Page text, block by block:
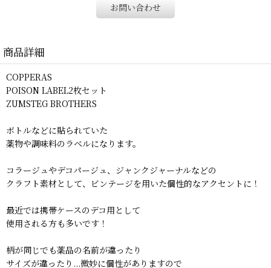
お問い合わせ
商品詳細
COPPERAS
POISON LABEL2枚セット
ZUMSTEG BROTHERS
ボトルなどに貼られていた
薬物や調味料のラベルになります。
コラージュやデコパージュ、ジャンクジャーナルなどの
クラフト素材として、ビンテージを用いた個性的なアクセントに！
最近では携帯ケースのデコ用として
使用される方も多いです！
柄が同じでも薬品の名前が違ったり
サイズが違ったり...微妙に個性がありますので